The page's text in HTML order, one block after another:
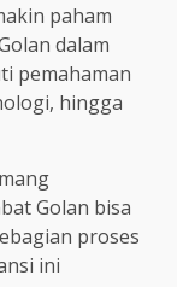
paham
dalam
pemahaman
hingga
Golan bisa
proses
ini